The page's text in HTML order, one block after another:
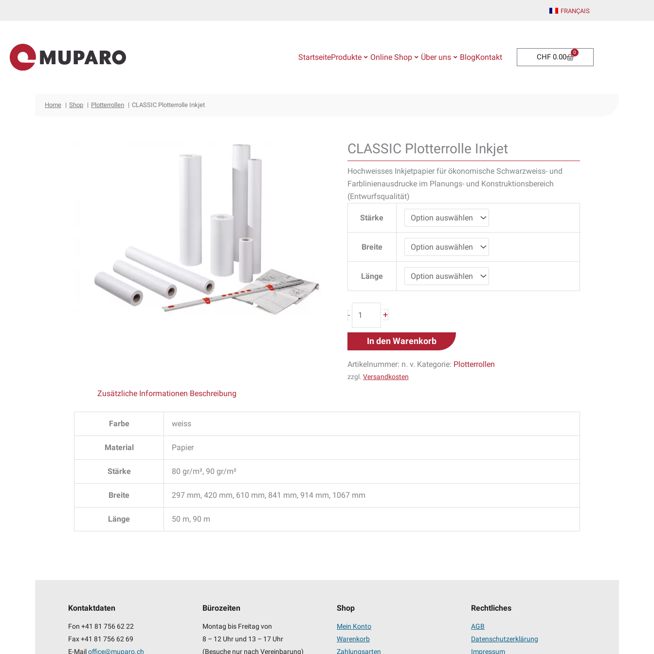
FRANÇAIS
StartseiteProdukte Online Shop Über uns BlogKontakt CHF0.00
0
Warenkorb
Home Shop Plotterrollen CLASSIC Plotterrolle Inkjet
CLASSIC Plotterrolle Inkjet
Hochweisses Inkjetpapier für ökonomische Schwarzweiss- und
Farblinienausdrucke im Planungs- und Konstruktionsbereich
(Entwurfsqualität)
Stärke
Breite
Länge
-
Inkjet
Menge
+
In den Warenkorb
Artikelnummer: n. v. Kategorie: Plotterrollen
zzgl. Versandkosten
Zusätzliche Informationen Beschreibung
Farbe weiss
Material Papier
Stärke 80 gr/m², 90 gr/m²
Breite 297 mm, 420 mm, 610 mm, 841 mm, 914 mm, 1067 mm
Länge 50 m, 90 m
Kontaktdaten
Fon +41 81 756 62 22
Fax +41 81 756 62 69
E-Mailoffice@muparo.ch
Bürozeiten
Montag bis Freitag von
8 – 12 Uhr und 13 – 17 Uhr
(Besuche nur nach Vereinbarung)
Shop
Mein Konto
Warenkorb
Zahlungsarten
Rechtliches
AGB
Datenschutzerklärung
Impressum